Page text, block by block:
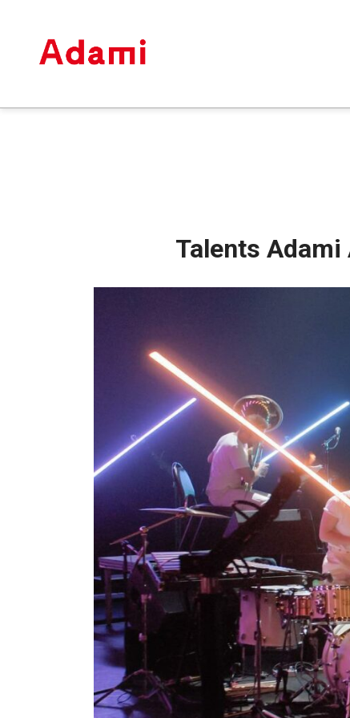
Talents